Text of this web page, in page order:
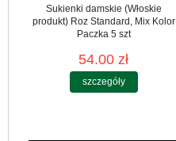
Sukienki damskie (Włoskie
produkt) Roz Standard, Mix Kolor
Paczka 5 szt
54.00 zł
szczegóły